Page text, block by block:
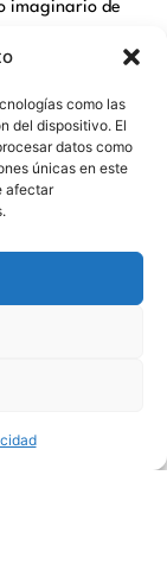
como las
del dispositivo. El
datos como
únicas en este
afectar
imaginario de
por Roald
de fantasía”,
de Leslie
de chocolate”
la emocionante
esta obra.